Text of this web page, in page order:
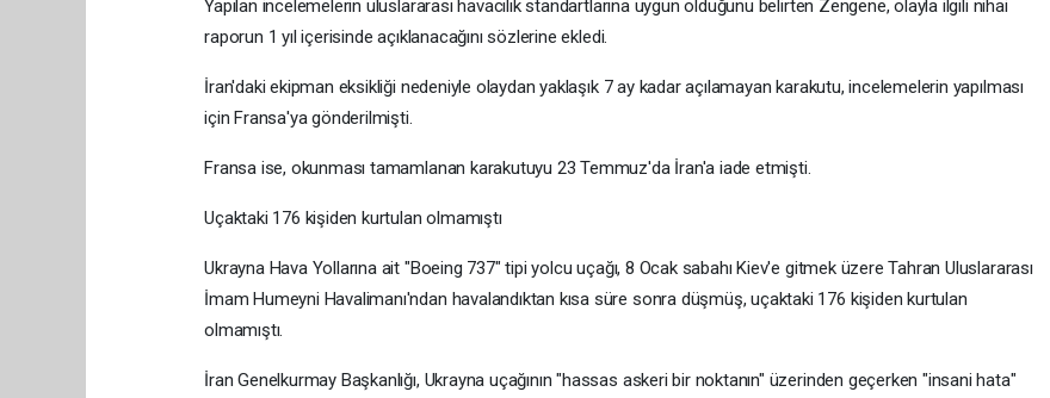
Yapılan incelemelerin uluslararası havacılık standartlarına uygun olduğunu belirten Zengene, olayla ilgili nihai
raporun 1 yıl içerisinde açıklanacağını sözlerine ekledi.
İran'daki ekipman eksikliği nedeniyle olaydan yaklaşık 7 ay kadar açılamayan karakutu, incelemelerin yapılması
için Fransa'ya gönderilmişti.
Fransa ise, okunması tamamlanan karakutuyu 23 Temmuz'da İran'a iade etmişti.
Uçaktaki 176 kişiden kurtulan olmamıştı
Ukrayna Hava Yollarına ait "Boeing 737" tipi yolcu uçağı, 8 Ocak sabahı Kiev'e gitmek üzere Tahran Uluslararası
İmam Humeyni Havalimanı'ndan havalandıktan kısa süre sonra düşmüş, uçaktaki 176 kişiden kurtulan
olmamıştı.
İran Genelkurmay Başkanlığı, Ukrayna uçağının "hassas askeri bir noktanın" üzerinden geçerken "insani hata"